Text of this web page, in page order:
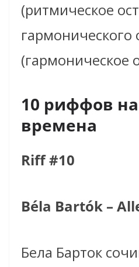
(ритмическое
гармонического
(гармоническое
10 риффов
времена
Riff #10
Béla Bartók –
Бела Барток